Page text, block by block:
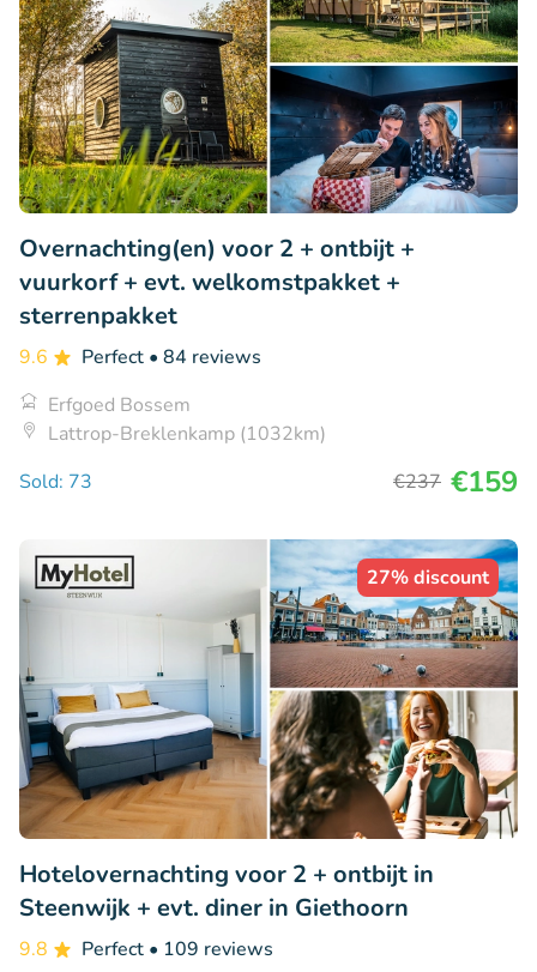
Overnachting(en) voor 2 + ontbijt +
vuurkorf + evt. welkomstpakket +
sterrenpakket
9.6 Perfect • 84 reviews
Erfgoed Bossem
Lattrop-Breklenkamp (1032km)
Sold: 73
€237 €159
27% discount
Hotelovernachting voor 2 + ontbijt in
Steenwijk + evt. diner in Giethoorn
9.8 Perfect • 109 reviews